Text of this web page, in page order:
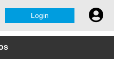
Login